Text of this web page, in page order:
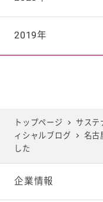
2025年7月
2025年4月
2025年3月
2024年8月
2024年5月
2024年4月
2023年9月
2023年6月
2023年5月
2022年10月
2022年7月
2022年6月
2021年11月
2021年8月
2021年7月
2020年12月
2020年9月
2020年8月
2019年
2019年10月
2019年9月
トップページ サステ
ィシャルブログ
名古
した
企業情報